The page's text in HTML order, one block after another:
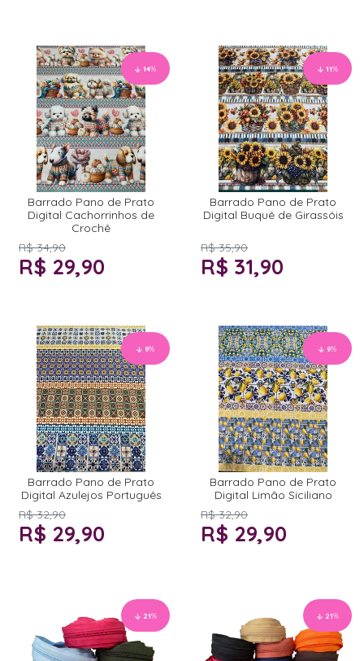
14%
Barrado Pano de Prato
Digital Cachorrinhos de
Crochê
R$ 34,90
R$ 29,90
11%
Barrado Pano de Prato
Digital Buquê de Girassóis
R$ 35,90
R$ 31,90
9%
Barrado Pano de Prato
Digital Azulejos Português
R$ 32,90
R$ 29,90
9%
Barrado Pano de Prato
Digital Limão Siciliano
R$ 32,90
R$ 29,90
21% 21%